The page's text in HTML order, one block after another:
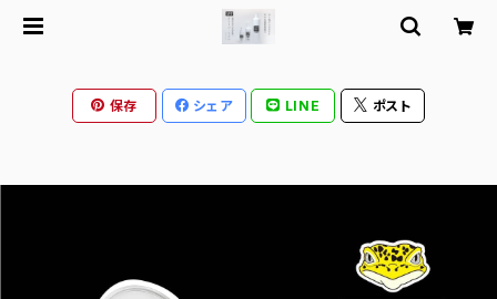
保存 シェア LINE ポスト